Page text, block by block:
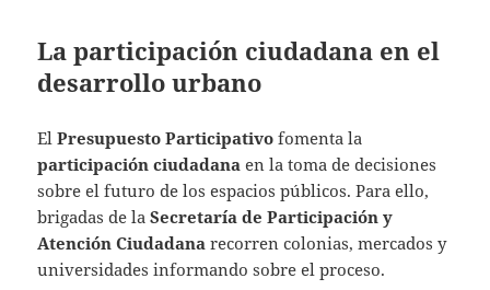
La participación ciudadana en el
desarrollo urbano
ElPresupuesto Participativo fomenta la
participación ciudadana en la toma de decisiones
sobre el futuro de los espacios públicos. Para ello,
brigadas de laSecretaría de Participación y
Atención Ciudadana recorren colonias, mercados y
universidades informando sobre el proceso.